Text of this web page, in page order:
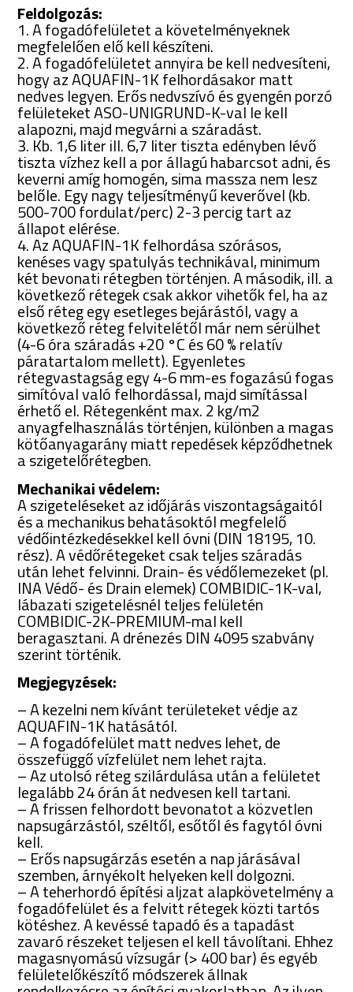
Feldolgozás:
1. A fogadófelületet a követelményeknek
megfelelően elő kell készíteni.
2. A fogadófelületet annyira be kell nedvesíteni,
hogy az AQUAFIN-1K felhordásakor matt
nedves legyen. Erős nedvszívó és gyengén porzó
felületeket ASO-UNIGRUND-K-val le kell
alapozni, majd megvárni a száradást.
3. Kb. 1,6 liter ill. 6,7 liter tiszta edényben lévő
tiszta vízhez kell a por állagú habarcsot adni, és
keverni amíg homogén, sima massza nem lesz
belőle. Egy nagy teljesítményű keverővel (kb.
500-700 fordulat/perc) 2-3 percig tart az
állapot elérése.
4. Az AQUAFIN-1K felhordása szórásos,
kenéses vagy spatulyás technikával, minimum
két bevonati rétegben történjen. A második, ill. a
következő rétegek csak akkor vihetők fel, ha az
első réteg egy esetleges bejárástól, vagy a
következő réteg felvitelétől már nem sérülhet
(4-6 óra száradás +20 °C és 60 % relatív
páratartalom mellett). Egyenletes
rétegvastagság egy 4-6 mm-es fogazású fogas
simítóval való felhordással, majd simítással
érhető el. Rétegenként max. 2 kg/m2
anyagfelhasználás történjen, különben a magas
kötőanyagarány miatt repedések képződhetnek
a szigetelőrétegben.
Mechanikai védelem:
A szigeteléseket az időjárás viszontagságaitól
és a mechanikus behatásoktól megfelelő
védőintézkedésekkel kell óvni (DIN 18195, 10.
rész). A védőrétegeket csak teljes száradás
után lehet felvinni. Drain- és védőlemezeket (pl.
INA Védő- és Drain elemek) COMBIDIC-1K-val,
lábazati szigetelésnél teljes felületén
COMBIDIC-2K-PREMIUM-mal kell
beragasztani. A drénezés DIN 4095 szabvány
szerint történik.
Megjegyzések:
– A kezelni nem kívánt területeket védje az
AQUAFIN-1K hatásától.
– A fogadófelület matt nedves lehet, de
összefüggő vízfelület nem lehet rajta.
– Az utolsó réteg szilárdulása után a felületet
legalább 24 órán át nedvesen kell tartani.
– A frissen felhordott bevonatot a közvetlen
napsugárzástól, széltől, esőtől és fagytól óvni
kell.
– Erős napsugárzás esetén a nap járásával
szemben, árnyékolt helyeken kell dolgozni.
– A teherhordó építési aljzat alapkövetelmény a
fogadófelület és a felvitt rétegek közti tartós
kötéshez. A kevéssé tapadó és a tapadást
zavaró részeket teljesen el kell távolítani. Ehhez
magasnyomású vízsugár (> 400 bar) és egyéb
felületelőkészítő módszerek állnak